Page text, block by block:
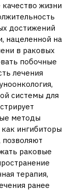
жизни
достижений
нацеленной на
в раковых
побочные
лечения
системы для
методы
ингибиторы
раковые
терапия,
ранее